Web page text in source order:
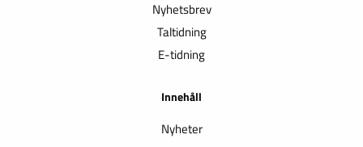
Nyhetsbrev
Taltidning
E-tidning
Innehåll
Nyheter